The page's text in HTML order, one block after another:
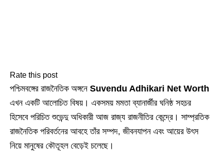
Rate this post
পশ্চিমবঙ্গের রাজনৈতিক অঙ্গনে Suvendu Adhikari Net Worth
এখন একটি আলোচিত বিষয়। একসময় মমতা ব্যানার্জীর ঘনিষ্ঠ সহচর
হিসেবে পরিচিত শুভেন্দু অধিকারী আজ রাজ্য রাজনীতির কেন্দ্রে। সাম্প্রতিক
রাজনৈতিক পরিবর্তনের আবহে তাঁর সম্পদ, জীবনযাপন এবং আয়ের উৎস
নিয়ে মানুষের কৌতূহল বেড়েই চলেছে।